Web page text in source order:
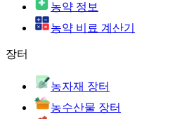
농약 정보
농약 비료 계산기
장터
농자재 장터
농수산물 장터